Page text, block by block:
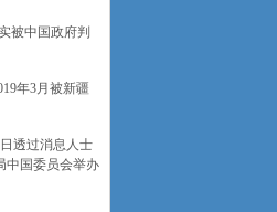
被中国政府判
年3月被新疆
透过消息人士
中国委员会举办